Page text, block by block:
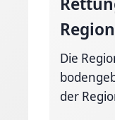
Die
der